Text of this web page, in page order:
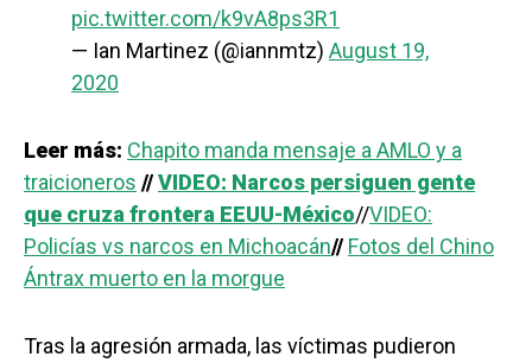
pic.twitter.com/k9vA8ps3R1
— Ian Martinez (@iannmtz) August 19,
2020
Leer más: Chapito manda mensaje a AMLO y a
traicioneros //VIDEO: Narcos persiguen gente
que cruza frontera EEUU-México//VIDEO:
Policías vs narcos en Michoacán// Fotos del Chino
Ántrax muerto en la morgue
Tras la agresión armada, las víctimas pudieron